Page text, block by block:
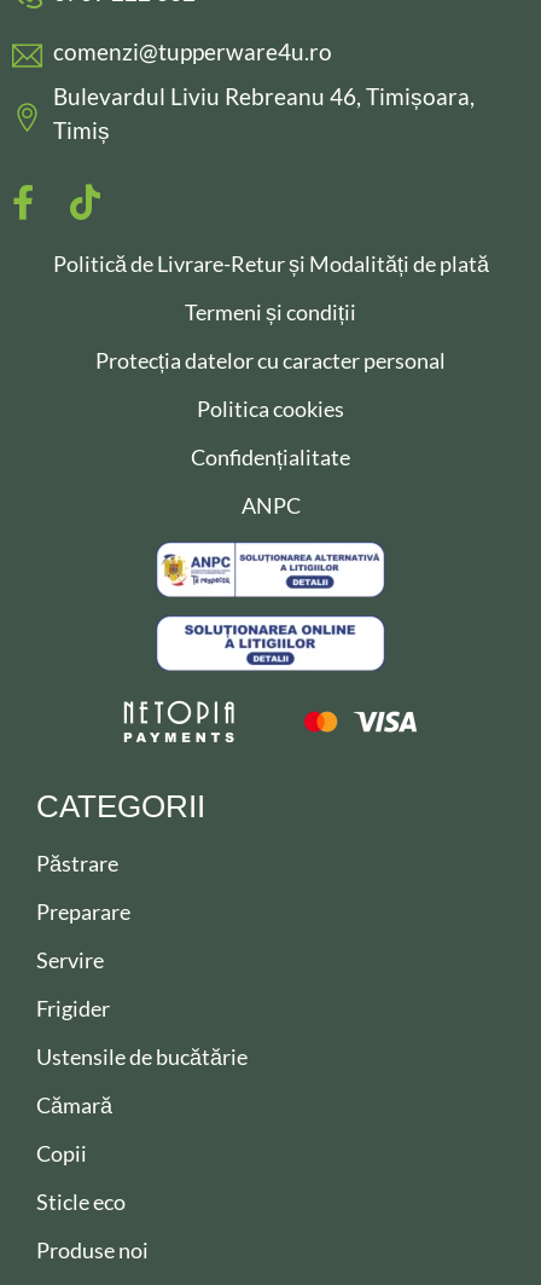
comenzi@tupperware4u.ro
Bulevardul Liviu Rebreanu 46, Timișoara,
Timiș
Politică de Livrare-Retur și Modalități de plată
Termeni și condiții
Protecția datelor cu caracter personal
Politica cookies
Confidențialitate
ANPC
CATEGORII
Păstrare
Preparare
Servire
Frigider
Ustensile de bucătărie
Cămară
Copii
Sticle eco
Produse noi